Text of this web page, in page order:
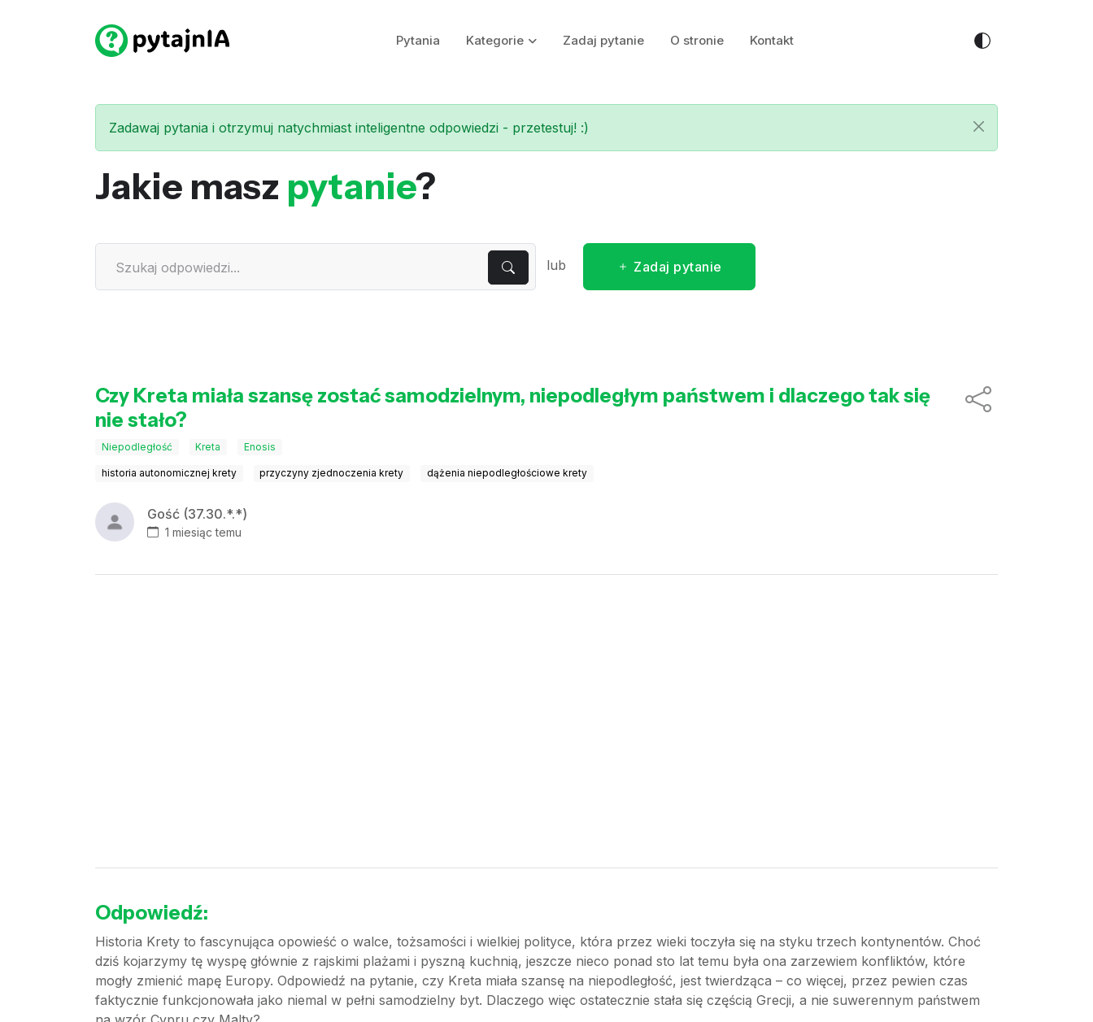
Pytania Kategorie Zadaj pytanie O stronie Kontakt
Zadawaj pytania i otrzymuj natychmiast inteligentne odpowiedzi - przetestuj! :)
Jakie masz pytanie?
lub Zadaj pytanie
Czy Kreta miała szansę zostać samodzielnym, niepodległym państwem i dlaczego tak się
nie stało?
Niepodległość Kreta Enosis
historia autonomicznej krety przyczyny zjednoczenia krety dążenia niepodległościowe krety
Gość (37.30.*.*)
1 miesiąc temu
Odpowiedź:
Historia Krety to fascynująca opowieść o walce, tożsamości i wielkiej polityce, która przez wieki toczyła się na styku trzech kontynentów. Choć
dziś kojarzymy tę wyspę głównie z rajskimi plażami i pyszną kuchnią, jeszcze nieco ponad sto lat temu była ona zarzewiem konfliktów, które
mogły zmienić mapę Europy. Odpowiedź na pytanie, czy Kreta miała szansę na niepodległość, jest twierdząca – co więcej, przez pewien czas
faktycznie funkcjonowała jako niemal w pełni samodzielny byt. Dlaczego więc ostatecznie stała się częścią Grecji, a nie suwerennym państwem